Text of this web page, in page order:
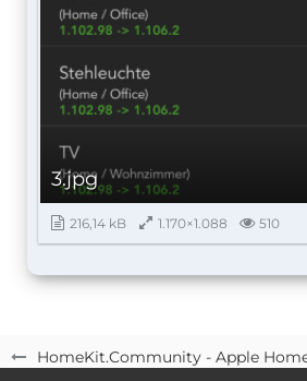
HomeKit.Community - Apple
3.jpg
216,14 kB 1.170×1.088 510